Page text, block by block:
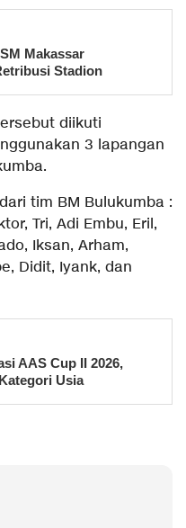
Makassar
Stadion
diikuti
3 lapangan
tim BM Bulukumba :
Tri, Adi Embu, Eril,
Iksan, Arham,
Didit, Iyank, dan
AAS Cup II 2026,
Usia